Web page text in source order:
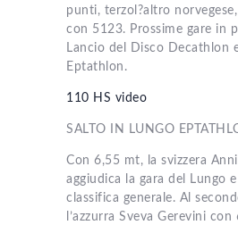
punti, terzol?altro
con 5123. Prossime gare in
Lancio del Disco Decathlon
Eptathlon.
110 HS video
SALTO IN LUNGO
Con 6,55 mt, la svizzera
aggiudica la gara del Lungo
classifica generale. Al
l’azzurra Sveva Gerevini con